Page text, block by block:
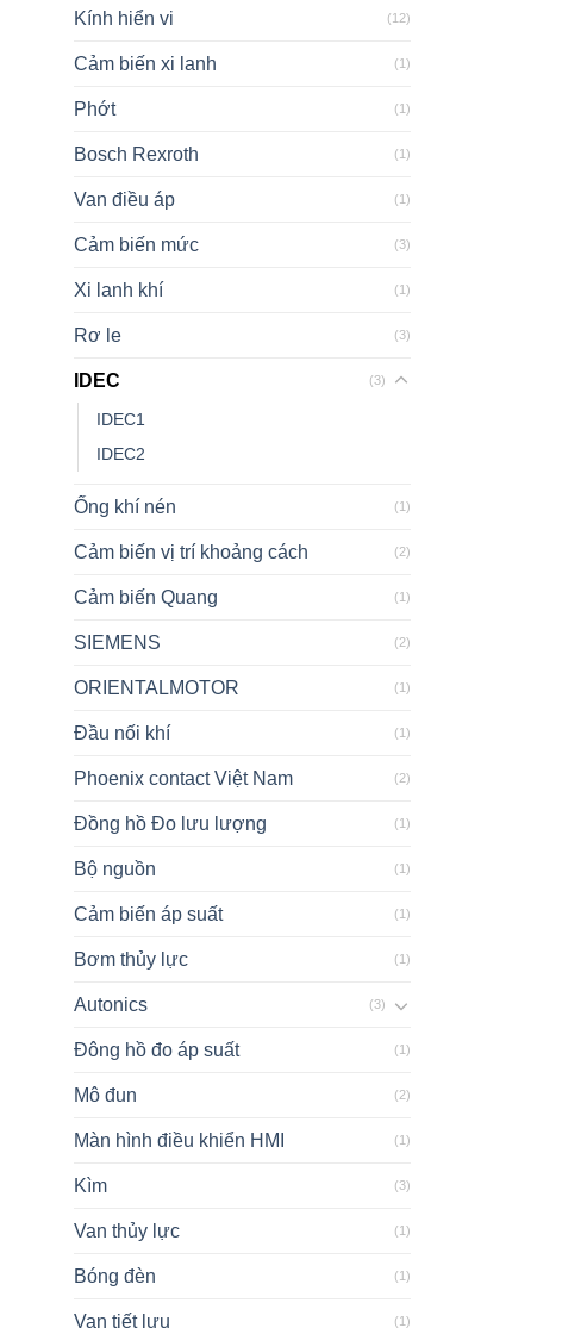
Kính hiển vi (12)
Cảm biến xi lanh (1)
Phớt (1)
Bosch Rexroth (1)
Van điều áp (1)
Cảm biến mức (3)
Xi lanh khí (1)
Rơ le (3)
IDEC (3)
IDEC1
IDEC2
Ống khí nén (1)
Cảm biến vị trí khoảng cách (2)
Cảm biến Quang (1)
SIEMENS (2)
ORIENTALMOTOR (1)
Đầu nối khí (1)
Phoenix contact Việt Nam (2)
Đồng hồ Đo lưu lượng (1)
Bộ nguồn (1)
Cảm biến áp suất (1)
Bơm thủy lực (1)
Autonics (3)
Đông hồ đo áp suất (1)
Mô đun (2)
Màn hình điều khiển HMI (1)
Kìm (3)
Van thủy lực (1)
Bóng đèn (1)
Van tiết lưu (1)